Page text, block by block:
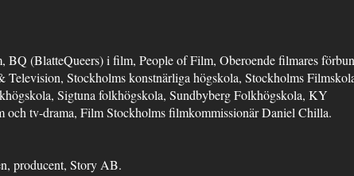
BQ (BlatteQueers) i film, People of Film, Oberoende filmares
Stockholms konstnärliga högskola, Stockholms
Sigtuna folkhögskola, Sundbyberg Folkhögskola, KY
och tv-drama, Film Stockholms filmkommissionär Daniel Chilla.
producent, Story AB.